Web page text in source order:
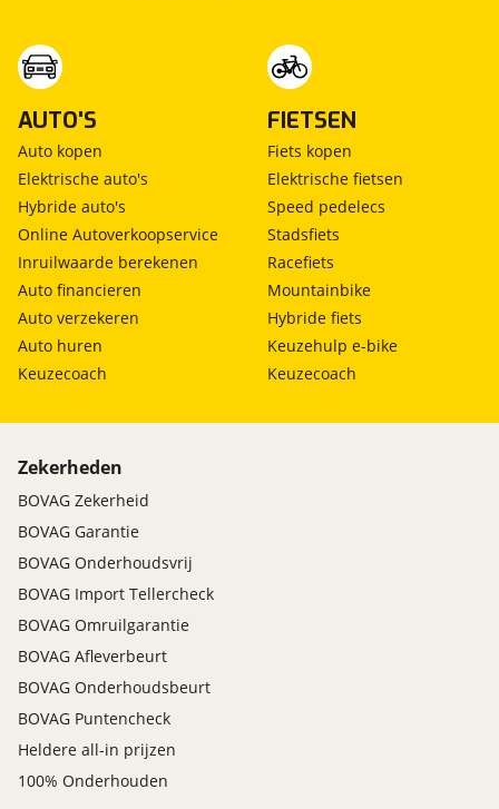
lendesteun passagiersstoel elektrisch verstelbaar
Vehicle-to-load
Veiligheid
achteruitrij assistent
cruise control adaptief met Stop&Go en stuurhulp
dodehoek detectie
rijstrooksensor met correctie
rondomzicht camera
achteropkomend verkeer waarschuwing
afdaal assistent
Anti doorSlip Regeling
Autonomous Emergency Braking
bandenspanningscontrolesysteem
bestuurdersairbag
bots waarschuwing systeem
centrale airbag voor
elektronische remkrachtverdeling
file assistent
grootlichtassistent
hill hold functie
hoofd airbag(s) voor
AUTO'S
Auto kopen
Elektrische auto's
Hybride auto's
Online Autoverkoopservice
Inruilwaarde berekenen
Auto financieren
Auto verzekeren
Auto huren
Keuzecoach
FIETSEN
Fiets kopen
Elektrische fietsen
Speed pedelecs
Stadsfiets
Racefiets
Mountainbike
Hybride fiets
Keuzehulp e-bike
Keuzecoach
Zekerheden
BOVAG Zekerheid
BOVAG Garantie
BOVAG Onderhoudsvrij
BOVAG Import Tellercheck
BOVAG Omruilgarantie
BOVAG Afleverbeurt
BOVAG Onderhoudsbeurt
BOVAG Puntencheck
Heldere all-in prijzen
100% Onderhouden